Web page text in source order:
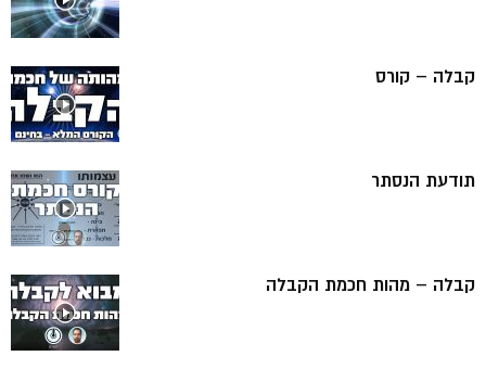
קבלה – קורס
תודעת הנסתר
קבלה – מהות חכמת הקבלה